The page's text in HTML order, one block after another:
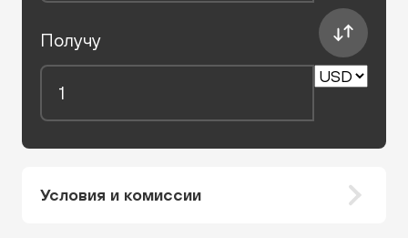
Получу
Условия и комиссии